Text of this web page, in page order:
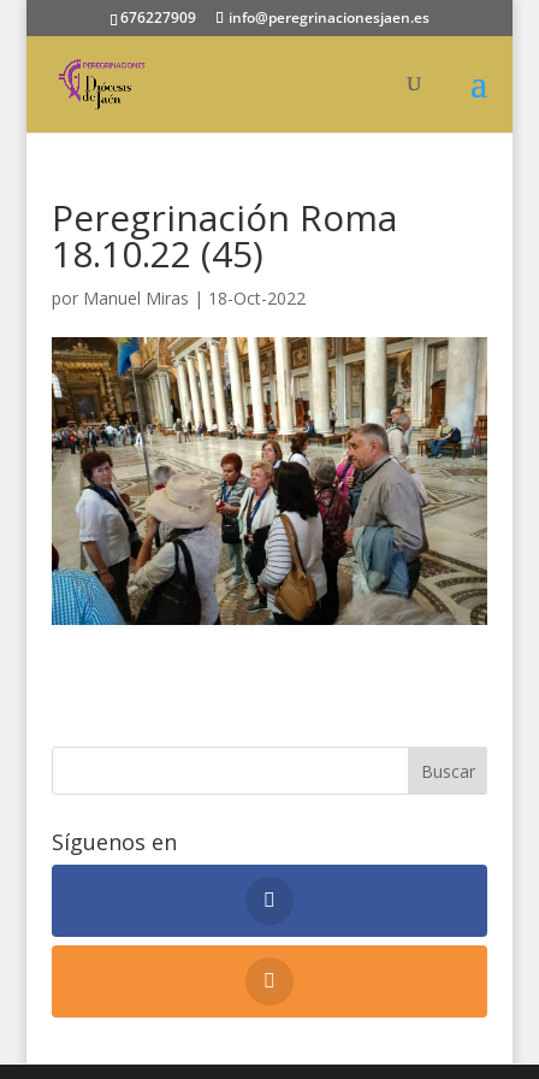
676227909 info@peregrinacionesjaen.es
Peregrinación Roma
18.10.22 (45)
por Manuel Miras | 18-Oct-2022
Síguenos en